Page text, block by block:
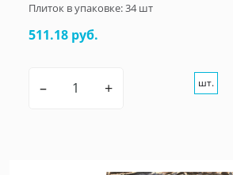
Плиток в упаковке:34шт
511.18 руб.
– + шт.